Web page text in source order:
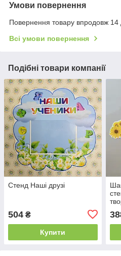
Умови повернення
Повернення товару впродовж 14
Всі умови повернення
Подібні товари компанії
Стенд Наші друзі
504 ₴
Купити